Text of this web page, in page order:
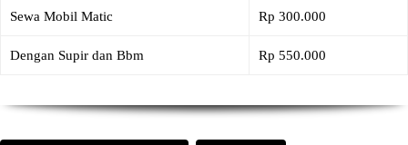
Sewa Mobil Matic Rp 300.000
Dengan Supir dan Bbm Rp 550.000